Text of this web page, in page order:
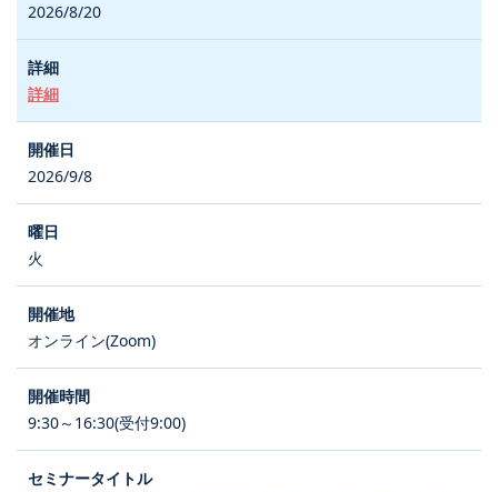
2026/8/20
詳細
2026/9/8
火
オンライン(Zoom)
9:30～16:30(受付9:00)